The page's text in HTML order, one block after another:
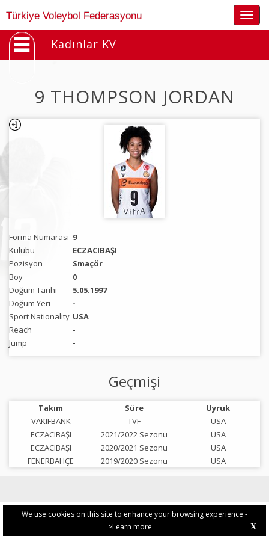
We use cookies on this site to enhance your browsing experience -
>Learn more
X
Türkiye Voleybol Federasyonu
Kadınlar KV
9 THOMPSON JORDAN
Forma Numarası 9
Kulübü
ECZACIBAŞI
Pozisyon
Smaçör
Boy
0
Doğum Tarihi
5.05.1997
Doğum Yeri
-
Sport Nationality USA
Reach
-
Jump
-
Geçmişi
Takım Süre
Uyruk
VAKIFBANK
TVF
USA
ECZACIBAŞI
2021/2022 Sezonu
USA
ECZACIBAŞI
2020/2021 Sezonu
USA
FENERBAHÇE
2019/2020 Sezonu USA